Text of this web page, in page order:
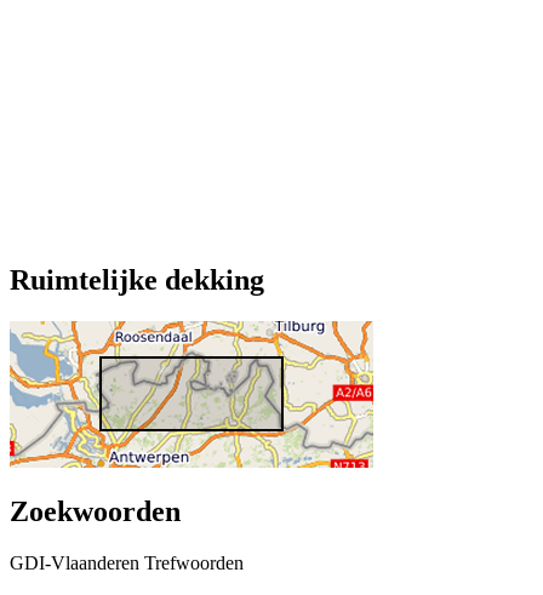
Ruimtelijke dekking
Zoekwoorden
GDI-Vlaanderen Trefwoorden